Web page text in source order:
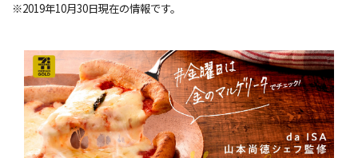
※2019年10月30日現在の情報です。